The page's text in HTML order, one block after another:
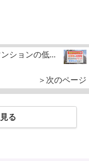
ションの低...
＞次のページ
る